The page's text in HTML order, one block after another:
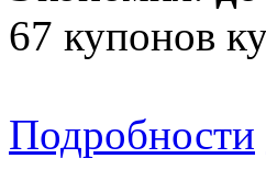
67 купонов
Подробности